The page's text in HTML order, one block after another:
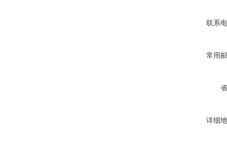
联系
常用
详细